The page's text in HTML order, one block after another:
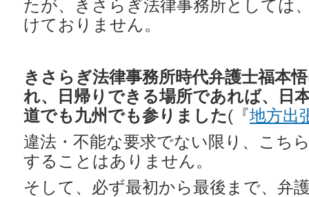
たが、きさらぎ法律事務所としては
けておりません。
きさらぎ法律事務所時代弁護士福本
れ、日帰りできる場所であれば、日
道でも九州でも参りました(『地方出
違法・不能な要求でない限り、こち
することはありません。
そして、必ず最初から最後まで、弁